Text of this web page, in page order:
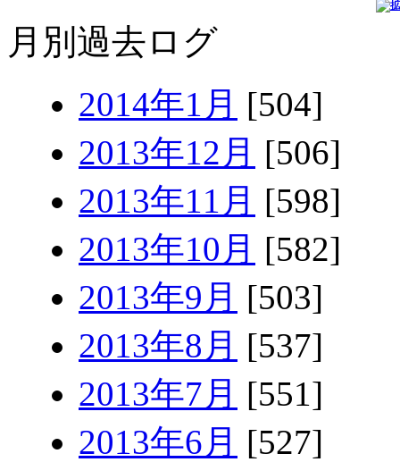
月別過去ログ
2014年1月 [504]
2013年12月 [506]
2013年11月 [598]
2013年10月 [582]
2013年9月 [503]
2013年8月 [537]
2013年7月 [551]
2013年6月 [527]